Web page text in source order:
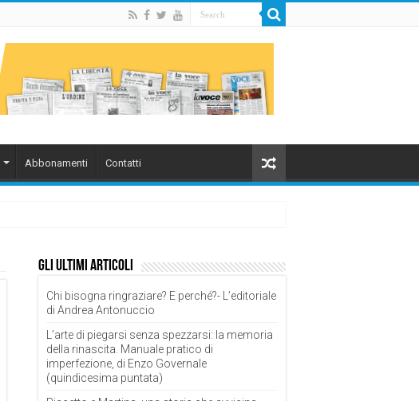
Abbonamenti Contatti
Gli ultimi articoli
Chi bisogna ringraziare? E perché?- L’editoriale
di Andrea Antonuccio
L’arte di piegarsi senza spezzarsi: la memoria
della rinascita. Manuale pratico di
imperfezione, di Enzo Governale
(quindicesima puntata)